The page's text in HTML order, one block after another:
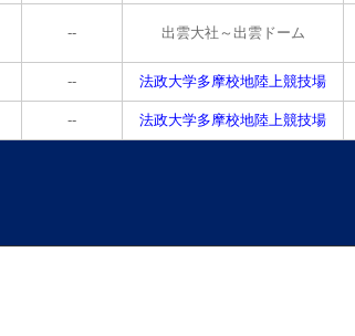
-- 出雲大社～出雲ドーム
-- 法政大学多摩校地陸上競技場
-- 法政大学多摩校地陸上競技場